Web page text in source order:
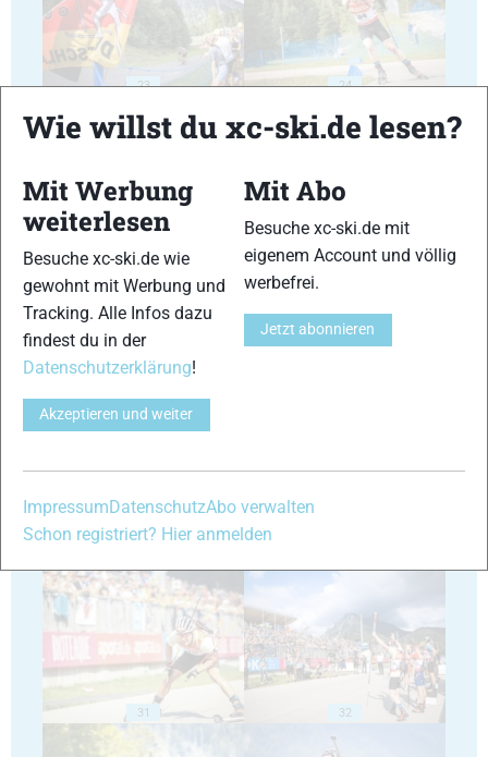
23 24
27
31 32
Wie willst du xc-ski.de lesen?
Mit Werbung
weiterlesen
Besuche xc-ski.de wie
gewohnt mit Werbung und
Tracking. Alle Infos dazu
findest du in der
Datenschutzerklärung!
Akzeptieren und weiter
Mit Abo
Besuche xc-ski.de mit
eigenem Account und völlig
werbefrei.
Jetzt abonnieren
Impressum DatenschutzAbo verwalten
Schon registriert? Hier anmelden